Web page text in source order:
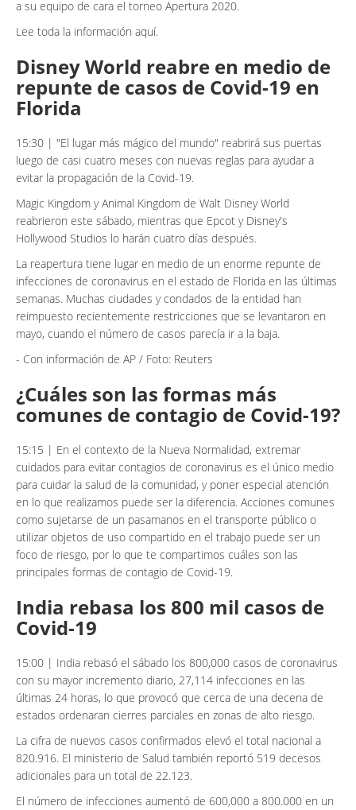
a su equipo de cara el torneo Apertura 2020.
Lee toda la información aquí.
Disney World reabre en medio de
repunte de casos de Covid-19 en
Florida
15:30 | "El lugar más mágico del mundo" reabrirá sus puertas
luego de casi cuatro meses con nuevas reglas para ayudar a
evitar la propagación de la Covid-19.
Magic Kingdom y Animal Kingdom de Walt Disney World
reabrieron este sábado, mientras que Epcot y Disney's
Hollywood Studios lo harán cuatro días después.
La reapertura tiene lugar en medio de un enorme repunte de
infecciones de coronavirus en el estado de Florida en las últimas
semanas. Muchas ciudades y condados de la entidad han
reimpuesto recientemente restricciones que se levantaron en
mayo, cuando el número de casos parecía ir a la baja.
- Con información de AP / Foto: Reuters
¿Cuáles son las formas más
comunes de contagio de Covid-19?
15:15 | En el contexto de la Nueva Normalidad, extremar
cuidados para evitar contagios de coronavirus es el único medio
para cuidar la salud de la comunidad, y poner especial atención
en lo que realizamos puede ser la diferencia. Acciones comunes
como sujetarse de un pasamanos en el transporte público o
utilizar objetos de uso compartido en el trabajo puede ser un
foco de riesgo, por lo que te compartimos cuáles son las
principales formas de contagio de Covid-19.
India rebasa los 800 mil casos de
Covid-19
15:00 | India rebasó el sábado los 800,000 casos de coronavirus
con su mayor incremento diario, 27,114 infecciones en las
últimas 24 horas, lo que provocó que cerca de una decena de
estados ordenaran cierres parciales en zonas de alto riesgo.
La cifra de nuevos casos confirmados elevó el total nacional a
820.916. El ministerio de Salud también reportó 519 decesos
adicionales para un total de 22.123.
El número de infecciones aumentó de 600,000 a 800.000 en un